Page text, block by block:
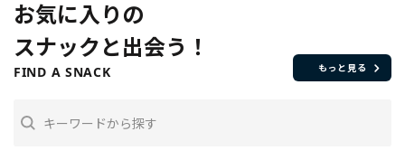
お気に入りの
スナックと出会う！
FIND A SNACK もっと見る